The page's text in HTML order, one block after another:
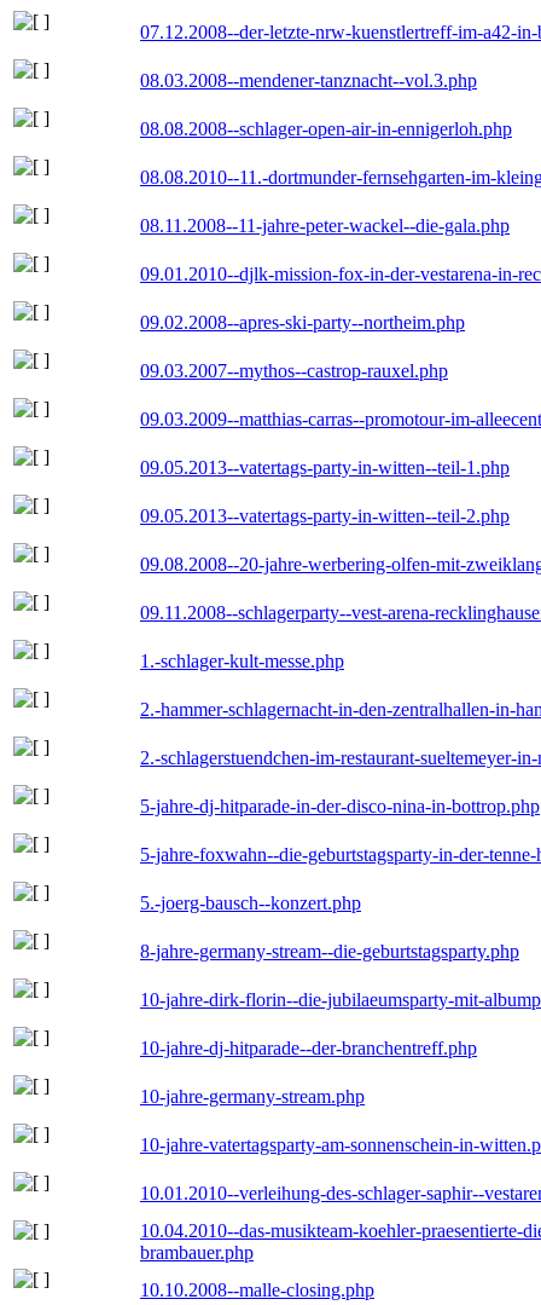
07.12.2008--der-letzte-nrw-kuenstlertreff-im-a42-
08.03.2008--mendener-tanznacht--vol.3.php
08.08.2008--schlager-open-air-in-ennigerloh.php
08.08.2010--11.-dortmunder-fernsehgarten-im-
08.11.2008--11-jahre-peter-wackel--die-gala.php
09.01.2010--djlk-mission-fox-in-der-vestarena-in-
09.02.2008--apres-ski-party--northeim.php
09.03.2007--mythos--castrop-rauxel.php
09.03.2009--matthias-carras--promotour-im-
09.05.2013--vatertags-party-in-witten--teil-1.php
09.05.2013--vatertags-party-in-witten--teil-2.php
09.08.2008--20-jahre-werbering-olfen-mit-
09.11.2008--schlagerparty--vest-arena-
1.-schlager-kult-messe.php
2.-hammer-schlagernacht-in-den-zentralhallen-in-
2.-schlagerstuendchen-im-restaurant-sueltemeyer-
5-jahre-dj-hitparade-in-der-disco-nina-in-bottrop.php
5-jahre-foxwahn--die-geburtstagsparty-in-der-tenne-
5.-joerg-bausch--konzert.php
8-jahre-germany-stream--die-geburtstagsparty.php
10-jahre-dirk-florin--die-jubilaeumsparty-mit-
10-jahre-dj-hitparade--der-branchentreff.php
10-jahre-germany-stream.php
10-jahre-vatertagsparty-am-sonnenschein-in-
10.01.2010--verleihung-des-schlager-saphir--
10.04.2010--das-musikteam-koehler-praesentierte-
brambauer.php
10.10.2008--malle-closing.php